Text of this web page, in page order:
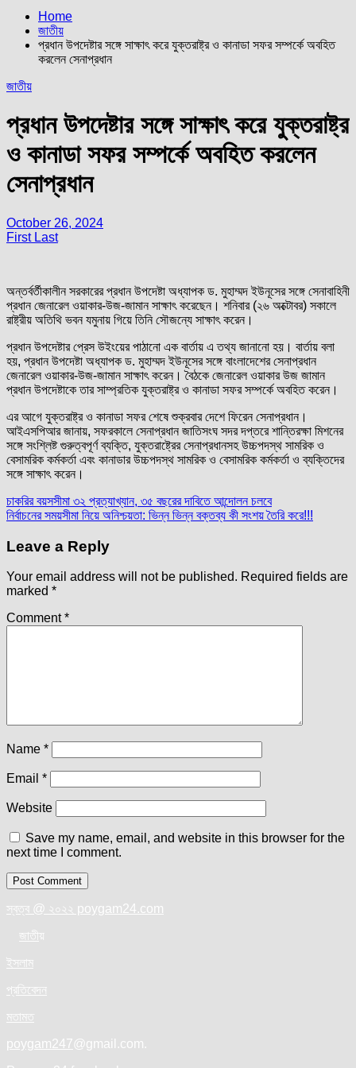
Home
জাতীয়
প্রধান উপদেষ্টার সঙ্গে সাক্ষাৎ করে যুক্তরাষ্ট্র ও কানাডা সফর সম্পর্কে অবহিত
করলেন সেনাপ্রধান
জাতীয়
প্রধান উপদেষ্টার সঙ্গে সাক্ষাৎ করে যুক্তরাষ্ট্র
ও কানাডা সফর সম্পর্কে অবহিত করলেন
সেনাপ্রধান
October 26, 2024
First Last
অন্তর্বর্তীকালীন সরকারের প্রধান উপদেষ্টা অধ্যাপক ড. মুহাম্মদ ইউনূসের সঙ্গে সেনাবাহিনী
প্রধান জেনারেল ওয়াকার-উজ-জামান সাক্ষাৎ করেছেন। শনিবার (২৬ অক্টোবর) সকালে
রাষ্ট্রীয় অতিথি ভবন যমুনায় গিয়ে তিনি সৌজন্যে সাক্ষাৎ করেন।
প্রধান উপদেষ্টার প্রেস উইংয়ের পাঠানো এক বার্তায় এ তথ্য জানানো হয়। বার্তায় বলা
হয়, প্রধান উপদেষ্টা অধ্যাপক ড. মুহাম্মদ ইউনূসের সঙ্গে বাংলাদেশের সেনাপ্রধান
জেনারেল ওয়াকার-উজ-জামান সাক্ষাৎ করেন। বৈঠকে জেনারেল ওয়াকার উজ জামান
প্রধান উপদেষ্টাকে তার সাম্প্রতিক যুক্তরাষ্ট্র ও কানাডা সফর সম্পর্কে অবহিত করেন।
এর আগে যুক্তরাষ্ট্র ও কানাডা সফর শেষে শুক্রবার দেশে ফিরেন সেনাপ্রধান।
আইএসপিআর জানায়, সফরকালে সেনাপ্রধান জাতিসংঘ সদর দপ্তরে শান্তিরক্ষা মিশনের
সঙ্গে সংশ্লিষ্ট গুরুত্বপূর্ণ ব্যক্তি, যুক্তরাষ্ট্রের সেনাপ্রধানসহ উচ্চপদস্থ সামরিক ও
বেসামরিক কর্মকর্তা এবং কানাডার উচ্চপদস্থ সামরিক ও বেসামরিক কর্মকর্তা ও ব্যক্তিদের
সঙ্গে সাক্ষাৎ করেন।
Post
navigation
চাকরির বয়সসীমা ৩২ প্রত্যাখ্যান, ৩৫ বছরের দাবিতে আন্দোলন চলবে
নির্বাচনের সময়সীমা নিয়ে অনিশ্চয়তা: ভিন্ন ভিন্ন বক্তব্য কী সংশয় তৈরি করে!!!
Leave a Reply
Your email address will not be published. Required fields are
marked *
Comment*
Name *
Email *
Website
Save my name, email, and website in this browser for the
next time I comment.
স্বত্ব @ ২০২২ poygam24.com
জাতীয়
ইসলাম
প্রতিবেদন
মতামত
poygam247@gmail.com.